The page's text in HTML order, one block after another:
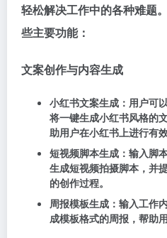
轻松解决工作中的各种难题
些主要功能：
文案创作与内容生成
小红书文案生成：用户可
将一键生成小红书风格的
助用户在小红书上进行有
短视频脚本生成：输入脚
生成短视频拍摄脚本，并
的创作过程。
周报模板生成：输入工作
成模板格式的周报，帮助